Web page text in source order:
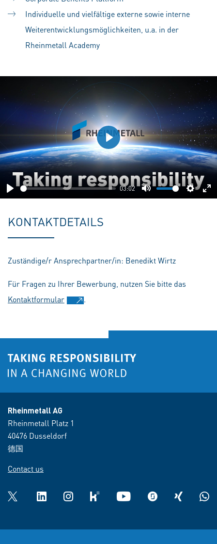
Individuelle und vielfältige externe sowie interne
Weiterentwicklungsmöglichkeiten, u.a. in der
Rheinmetall Academy
Play
03:02
Mute
Play
KONTAKTDETAILS
Zuständige/r Ansprechpartner/in: Benedikt Wirtz
Für Fragen zu Ihrer Bewerbung, nutzen Sie bitte das
Kontaktformular
.
Rheinmetall AG
Rheinmetall Platz 1
40476 Dusseldorf
德国
Contact us
Twitter LinkedInInstagramkununu YouTube glassdoorXING